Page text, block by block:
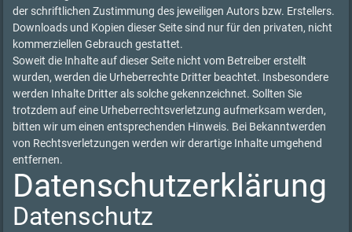
der schriftlichen Zustimmung des jeweiligen Autors bzw. Erstellers.
Downloads und Kopien dieser Seite sind nur für den privaten, nicht
kommerziellen Gebrauch gestattet.
Soweit die Inhalte auf dieser Seite nicht vom Betreiber erstellt
wurden, werden die Urheberrechte Dritter beachtet. Insbesondere
werden Inhalte Dritter als solche gekennzeichnet. Sollten Sie
trotzdem auf eine Urheberrechtsverletzung aufmerksam werden,
bitten wir um einen entsprechenden Hinweis. Bei Bekanntwerden
von Rechtsverletzungen werden wir derartige Inhalte umgehend
entfernen.
Datenschutzerklärung
Datenschutz